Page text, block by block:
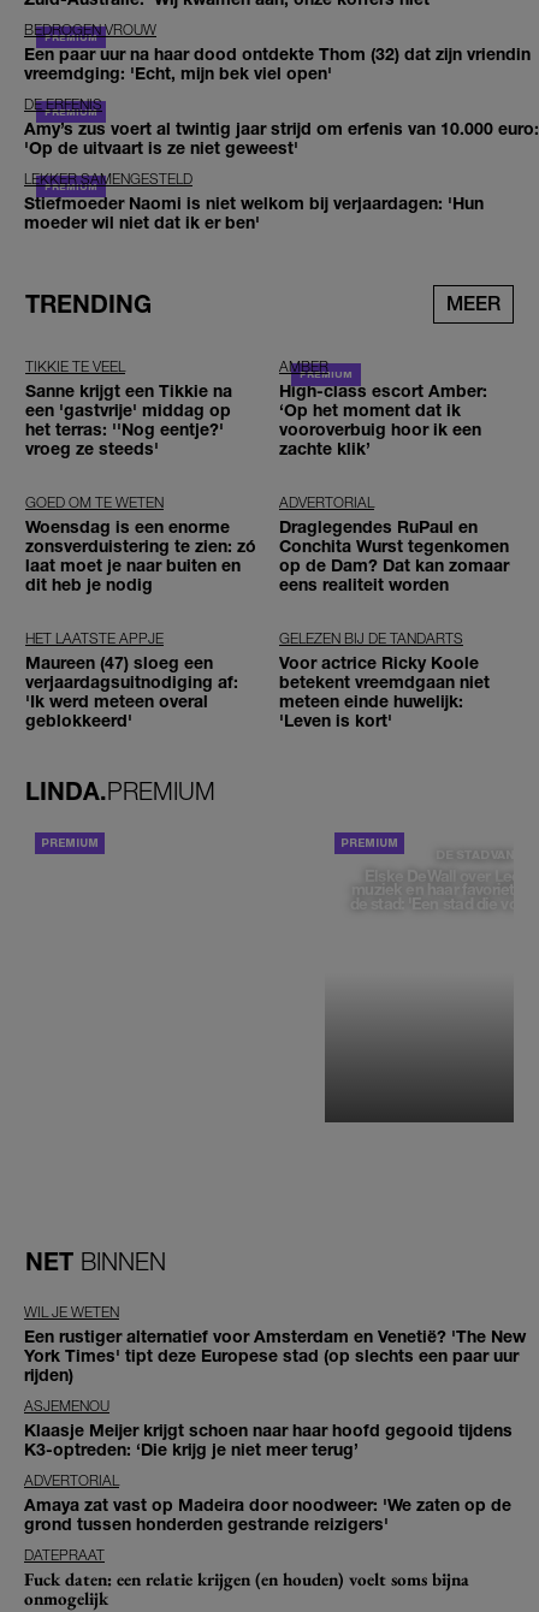
BEDROGEN VROUW
Een paar uur na haar dood ontdekte Thom (32) dat zijn vriendin
vreemdging: 'Echt, mijn bek viel open'
DE ERFENIS
Amy’s zus voert al twintig jaar strijd om erfenis van 10.000 euro:
'Op de uitvaart is ze niet geweest'
LEKKER SAMENGESTELD
Stiefmoeder Naomi is niet welkom bij verjaardagen: 'Hun
moeder wil niet dat ik er ben'
TRENDING MEER
TIKKIE TE VEEL
Sanne krijgt een Tikkie na
een 'gastvrije' middag op
het terras: ''Nog eentje?'
vroeg ze steeds'
AMBER
High-class escort Amber:
‘Op het moment dat ik
vooroverbuig hoor ik een
zachte klik’
GOED OM TE WETEN
Woensdag is een enorme
zonsverduistering te zien: zó
laat moet je naar buiten en
dit heb je nodig
ADVERTORIAL
Draglegendes RuPaul en
Conchita Wurst tegenkomen
op de Dam? Dat kan zomaar
eens realiteit worden
HET LAATSTE APPJE
Maureen (47) sloeg een
verjaardagsuitnodiging af:
'Ik werd meteen overal
geblokkeerd'
GELEZEN BIJ DE TANDARTS
Voor actrice Ricky Koole
betekent vreemdgaan niet
meteen einde huwelijk:
'Leven is kort'
LINDA.PREMIUM
DE STAD VAN
Elske DeWall over
muziek en haar favoriete
de stad: 'Een stad die
NET BINNEN
WIL JE WETEN
Een rustiger alternatief voor Amsterdam en Venetië? 'The New
York Times' tipt deze Europese stad (op slechts een paar uur
rijden)
ASJEMENOU
Klaasje Meijer krijgt schoen naar haar hoofd gegooid tijdens
K3-optreden: ‘Die krijg je niet meer terug’
ADVERTORIAL
Amaya zat vast op Madeira door noodweer: 'We zaten op de
grond tussen honderden gestrande reizigers'
DATEPRAAT
Fuck daten: een relatie krijgen (en houden) voelt soms bijna
onmogelijk